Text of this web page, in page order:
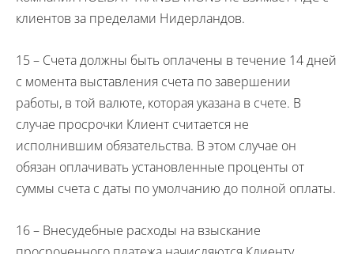
клиентов за пределами Нидерландов.
15 – Счета должны быть оплачены в течение 14 дней
с момента выставления счета по завершении
работы, в той валюте, которая указана в счете. В
случае просрочки Клиент считается не
исполнившим обязательства. В этом случае он
обязан оплачивать установленные проценты от
суммы счета с даты по умолчанию до полной оплаты.
16 – Внесудебные расходы на взыскание